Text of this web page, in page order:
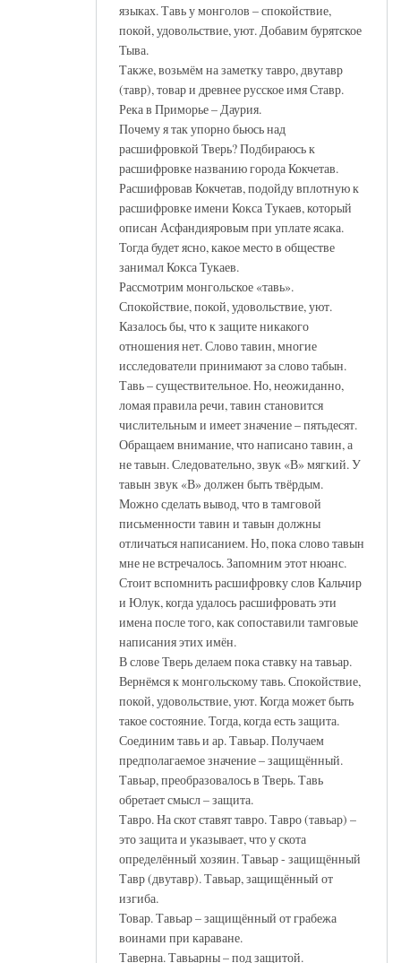
языках. Тавь у монголов – спокойствие,
покой, удовольствие, уют. Добавим бурятское
Тыва.
Также, возьмём на заметку тавро, двутавр
(тавр), товар и древнее русское имя Ставр.
Река в Приморье – Даурия.
Почему я так упорно бьюсь над
расшифровкой Тверь? Подбираюсь к
расшифровке названию города Кокчетав.
Расшифровав Кокчетав, подойду вплотную к
расшифровке имени Кокса Тукаев, который
описан Асфандияровым при уплате ясака.
Тогда будет ясно, какое место в обществе
занимал Кокса Тукаев.
Рассмотрим монгольское «тавь».
Спокойствие, покой, удовольствие, уют.
Казалось бы, что к защите никакого
отношения нет. Слово тавин, многие
исследователи принимают за слово табын.
Тавь – существительное. Но, неожиданно,
ломая правила речи, тавин становится
числительным и имеет значение – пятьдесят.
Обращаем внимание, что написано тавин, а
не тавын. Следовательно, звук «В» мягкий. У
тавын звук «В» должен быть твёрдым.
Можно сделать вывод, что в тамговой
письменности тавин и тавын должны
отличаться написанием. Но, пока слово тавын
мне не встречалось. Запомним этот нюанс.
Стоит вспомнить расшифровку слов Кальчир
и Юлук, когда удалось расшифровать эти
имена после того, как сопоставили тамговые
написания этих имён.
В слове Тверь делаем пока ставку на тавьар.
Вернёмся к монгольскому тавь. Спокойствие,
покой, удовольствие, уют. Когда может быть
такое состояние. Тогда, когда есть защита.
Соединим тавь и ар. Тавьар. Получаем
предполагаемое значение – защищённый.
Тавьар, преобразовалось в Тверь. Тавь
обретает смысл – защита.
Тавро. На скот ставят тавро. Тавро (тавьар) –
это защита и указывает, что у скота
определённый хозяин. Тавьар - защищённый
Тавр (двутавр). Тавьар, защищённый от
изгиба.
Товар. Тавьар – защищённый от грабежа
воинами при караване.
Таверна. Тавьарны – под защитой.